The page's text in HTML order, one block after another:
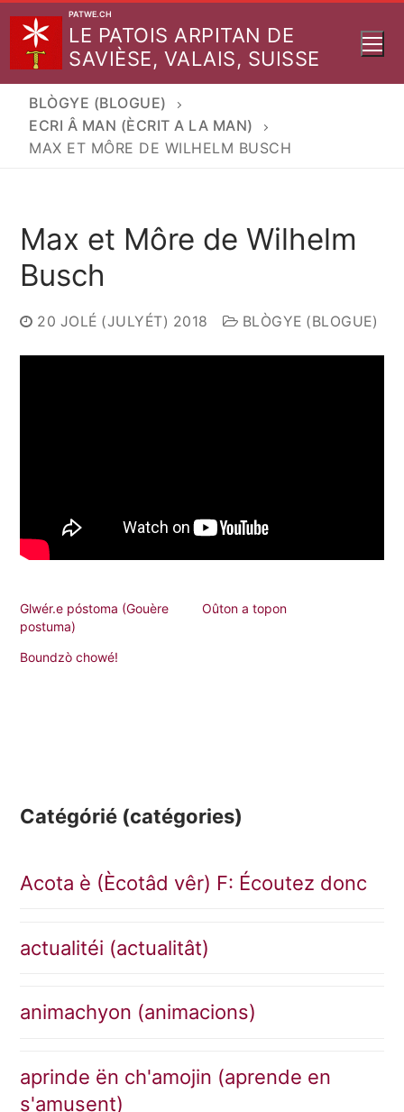
Aller
contenu
PATWE.CH
LE PATOIS ARPITAN DE
SAVIÈSE, VALAIS, SUISSE
BLÒGYE (BLOGUE)
ECRI Â MAN (ÈCRIT A LA MAN)
MAX ET MÔRE DE WILHELM BUSCH
Max et Môre de Wilhelm
Busch
20 JOLÉ (JULYÉT) 2018 BLÒGYE (BLOGUE)
Glwér.e póstoma (Gouère
postuma)
Oûton a topon
Boundzò chowé!
Catégórié (catégories)
Acota è (Ècotâd vêr) F: Écoutez donc
actualitéi (actualitât)
animachyon (animacions)
aprinde ën ch'amojin (aprende en
s'amusent)